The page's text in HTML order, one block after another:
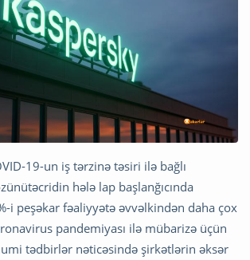
19-un iş tərzinə təsiri ilə bağlı
hələ lap başlanğıcında
i peşəkar fəaliyyətə əvvəlkindən daha çox
pandemiyası ilə mübarizə üçün
tədbirlər nəticəsində şirkətlərin əksər